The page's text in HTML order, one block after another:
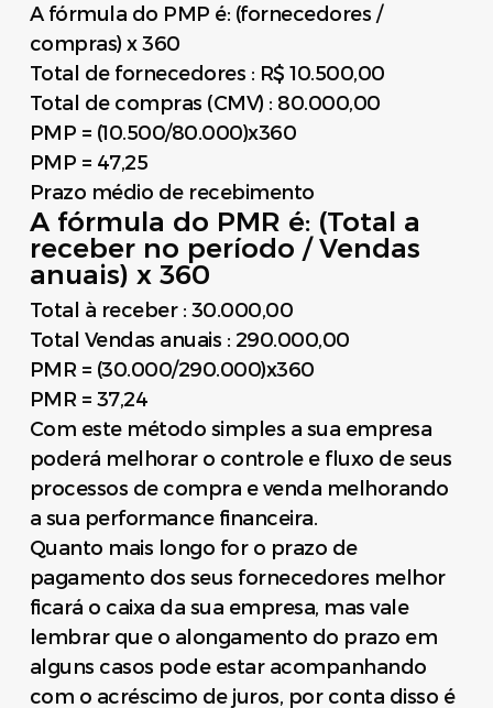
A fórmula do PMP é: (fornecedores /
compras) x 360
Total de fornecedores : R$ 10.500,00
Total de compras (CMV) : 80.000,00
PMP = (10.500/80.000)x360
PMP = 47,25
Prazo médio de recebimento
A fórmula do PMR é: (Total a
receber no período / Vendas
anuais) x 360
Total à receber : 30.000,00
Total Vendas anuais : 290.000,00
PMR = (30.000/290.000)x360
PMR = 37,24
Com este método simples a sua empresa
poderá melhorar o controle e fluxo de seus
processos de compra e venda melhorando
a sua performance financeira.
Quanto mais longo for o prazo de
pagamento dos seus fornecedores melhor
ficará o caixa da sua empresa, mas vale
lembrar que o alongamento do prazo em
alguns casos pode estar acompanhando
com o acréscimo de juros, por conta disso é